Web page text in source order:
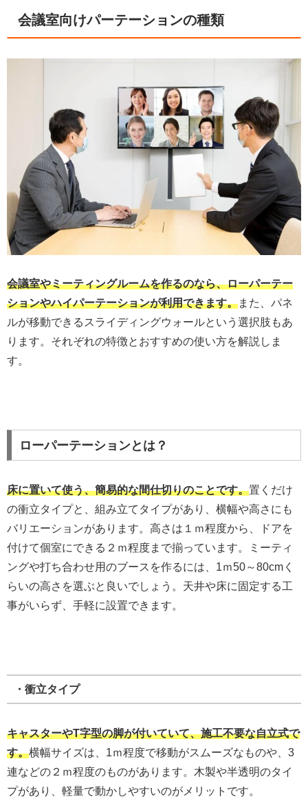
会議室向けパーテーションの種類
会議室やミーティングルームを作るのなら、ローパーテー
ションやハイパーテーションが利用できます。また、パネ
ルが移動できるスライディングウォールという選択肢もあ
ります。それぞれの特徴とおすすめの使い方を解説しま
す。
ローパーテーションとは？
床に置いて使う、簡易的な間仕切りのことです。置くだけ
の衝立タイプと、組み立てタイプがあり、横幅や高さにも
バリエーションがあります。高さは１ｍ程度から、ドアを
付けて個室にできる２ｍ程度まで揃っています。ミーティ
ングや打ち合わせ用のブースを作るには、1ｍ50～80cmく
らいの高さを選ぶと良いでしょう。天井や床に固定する工
事がいらず、手軽に設置できます。
・衝立タイプ
キャスターやT字型の脚が付いていて、施工不要な自立式で
す。横幅サイズは、1ｍ程度で移動がスムーズなものや、3
連などの２ｍ程度のものがあります。木製や半透明のタイ
プがあり、軽量で動かしやすいのがメリットです。